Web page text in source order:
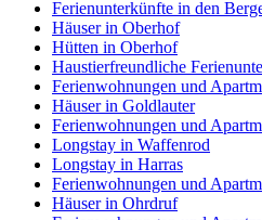
Ferienunterkünfte in den
Häuser in Oberhof
Hütten in Oberhof
Haustierfreundliche
Ferienwohnungen und
Häuser in Goldlauter
Ferienwohnungen und
Longstay in Waffenrod
Longstay in Harras
Ferienwohnungen und
Häuser in Ohrdruf